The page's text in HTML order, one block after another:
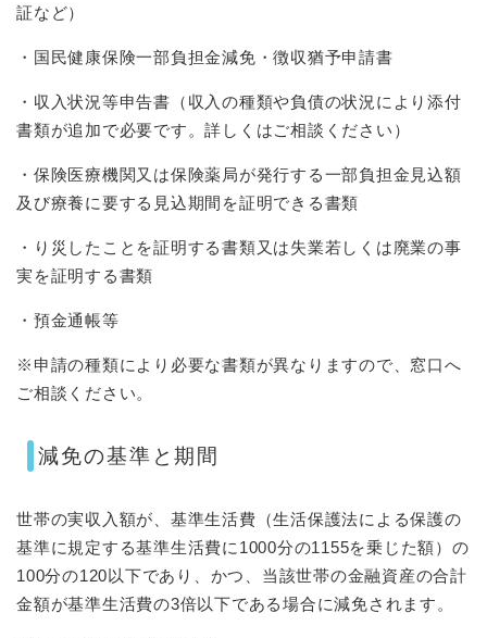
証など）
・国民健康保険一部負担金減免・徴収猶予申請書
・収入状況等申告書（収入の種類や負債の状況により添付
書類が追加で必要です。詳しくはご相談ください）
・保険医療機関又は保険薬局が発行する一部負担金見込額
及び療養に要する見込期間を証明できる書類
・り災したことを証明する書類又は失業若しくは廃業の事
実を証明する書類
・預金通帳等
※申請の種類により必要な書類が異なりますので、窓口へ
ご相談ください。
減免の基準と期間
世帯の実収入額が、基準生活費（生活保護法による保護の
基準に規定する基準生活費に1000分の1155を乗じた額）の
100分の120以下であり、かつ、当該世帯の金融資産の合計
金額が基準生活費の3倍以下である場合に減免されます。